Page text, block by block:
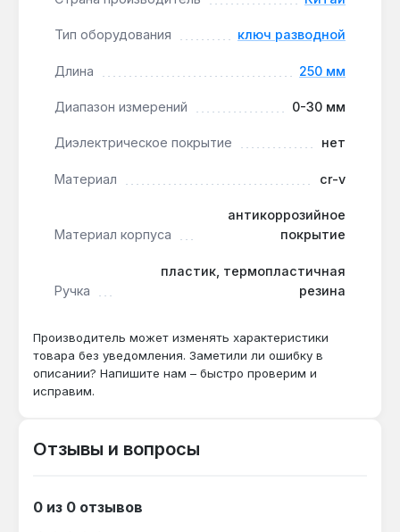
антикоррозийное покрытие корпуса
предотвращает появление ржавчины при
работе в подвалах, ванных комнатах или на
улице.
использования:прочная Cr-V сталь
демонтаже заржавевших соединений, что
актуально для ремонта водоснабжения и
Компактность для хранения и
транспортировки: длина 250 мм позволяет
инструментов, не занимая много места.
мебели, обслуживания автомобиля и
сельхозтехники. Производство — Китай. Гарантия
1 год, доставка по Украине.
Подходит ли для работы с крепежом до
материал Cr-V обеспечивают надежный
Тип оборудования ключ разводной
Длина 250 мм
Диапазон измерений 0-30 мм
Диэлектрическое покрытие нет
Материал cr-v
Материал корпуса
антикоррозийное
покрытие
Ручка
пластик, термопластичная
резина
Производитель может изменять характеристики
товара без уведомления. Заметили ли ошибку в
описании? Напишите нам – быстро проверим и
исправим.
Отзывы и вопросы
0 из 0 отзывов